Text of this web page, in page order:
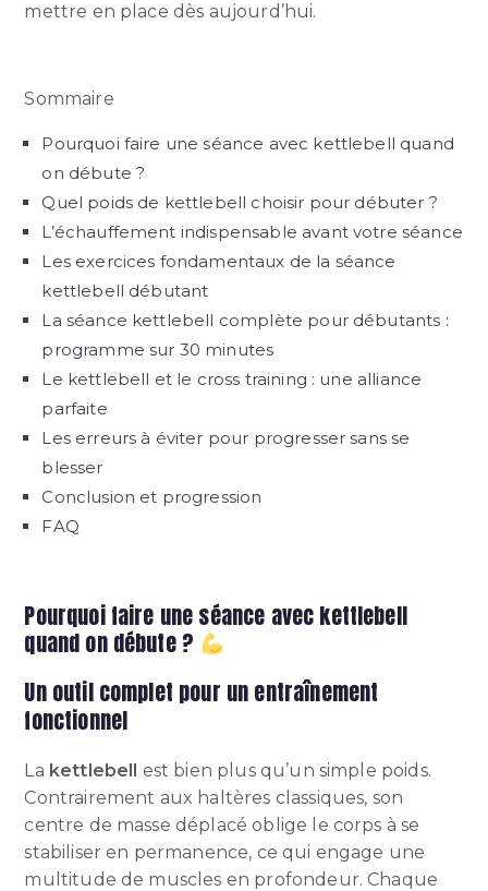
mettre en place dès aujourd’hui.
Sommaire
Pourquoi faire une séance avec kettlebell quand
on débute ?
Quel poids de kettlebell choisir pour débuter ?
L’échauffement indispensable avant votre séance
Les exercices fondamentaux de la séance
kettlebell débutant
La séance kettlebell complète pour débutants :
programme sur 30 minutes
Le kettlebell et le cross training : une alliance
parfaite
Les erreurs à éviter pour progresser sans se
blesser
Conclusion et progression
FAQ
Pourquoi faire une séance avec kettlebell
quand on débute ?
Un outil complet pour un entraînement
fonctionnel
La kettlebell est bien plus qu’un simple poids.
Contrairement aux haltères classiques, son
centre de masse déplacé oblige le corps à se
stabiliser en permanence, ce qui engage une
multitude de muscles en profondeur. Chaque